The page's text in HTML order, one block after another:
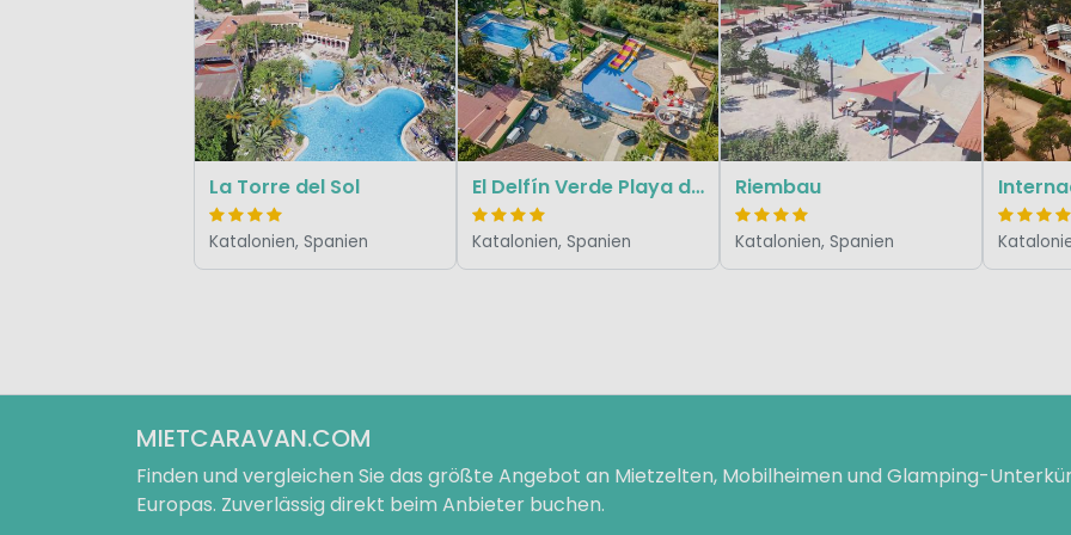
La Torre del Sol
Katalonien, Spanien
El Delfín Verde Playa de Aro
Katalonien, Spanien
Riembau
Katalonien, Spanien
MIETCARAVAN.COM
Finden und vergleichen Sie das größte Angebot an Mietzelten, Mobilheimen und Glamping-
Europas. Zuverlässig direkt beim Anbieter buchen.